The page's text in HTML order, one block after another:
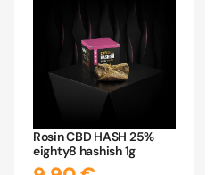
Rosin CBD HASH 25%
eighty8 hashish 1g